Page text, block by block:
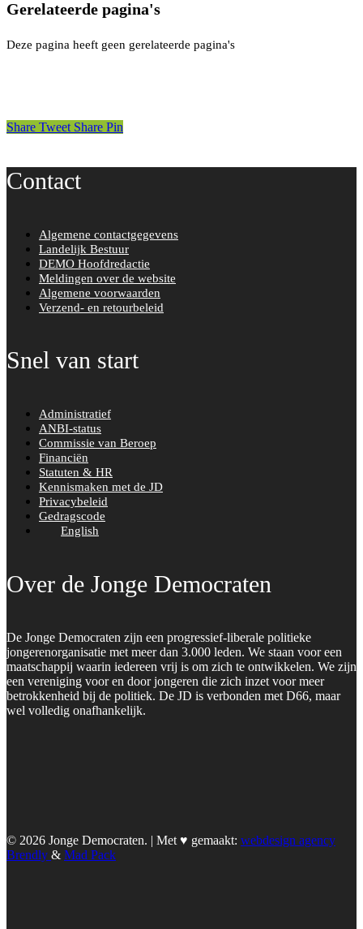
Gerelateerde pagina's
Deze pagina heeft geen gerelateerde pagina's
Share Tweet Share Pin
Contact
Algemene contactgegevens
Landelijk Bestuur
DEMO Hoofdredactie
Meldingen over de website
Algemene voorwaarden
Verzend- en retourbeleid
Snel van start
Administratief
ANBI-status
Commissie van Beroep
Financiën
Statuten & HR
Kennismaken met de JD
Privacybeleid
Gedragscode
English
Over de Jonge Democraten
De Jonge Democraten zijn een progressief-liberale politieke
jongerenorganisatie met meer dan 3.000 leden. We staan voor een
maatschappij waarin iedereen vrij is om zich te ontwikkelen. We zijn
een vereniging voor en door jongeren die zich inzet voor meer
betrokkenheid bij de politiek. De JD is verbonden met D66, maar
wel volledig onafhankelijk.
© 2026 Jonge Democraten. | Met ♥︎ gemaakt: webdesign agency
Brendly & Mad Pack